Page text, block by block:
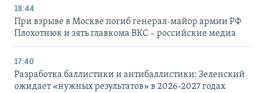
18:44
При взрыве в Москве погиб генерал-майор армии РФ
Плохотнюк и зять главкома ВКС – российские медиа
17:40
Разработка баллистики и антибаллистики: Зеленский
ожидает «нужных результатов» в 2026-2027 годах